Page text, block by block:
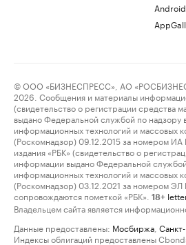
Android
© ООО «БИЗНЕСПРЕСС», АО
2026. Сообщения и материалы
(свидетельство о регистрации средства
выдано Федеральной службой по надзору
информационных технологий и массовых
(Роскомнадзор) 09.12.2015 за номером
издания «РБК» (свидетельство о
информации выдано Федеральной
информационных технологий и массовых
(Роскомнадзор) 03.12.2021 за номером
сопровождаются пометкой «РБК».
18+
Владельцем сайта является
Данные предоставлены: Мосбиржа
Индексы облигаций предоставлены